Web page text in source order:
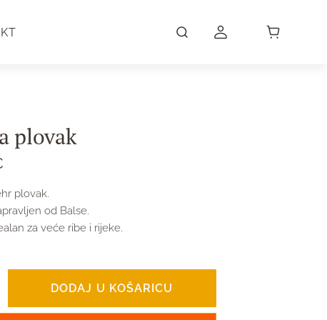
plovak
plovak.
od Balse.
za veće ribe i rijeke.
DODAJ U KOŠARICU